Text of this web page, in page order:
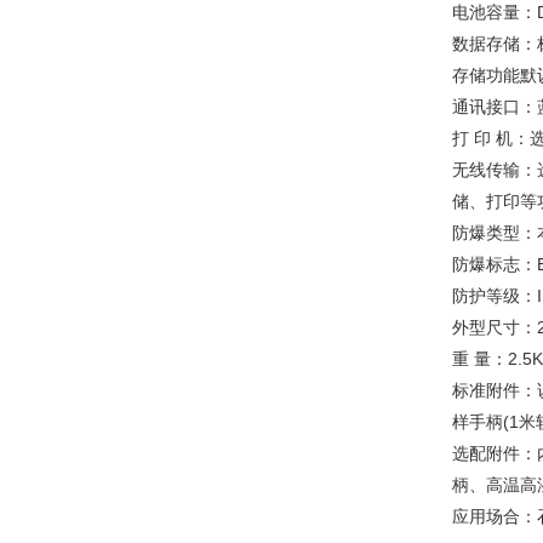
电池容量：
数据存储：
存储功能默
通讯接口：
打 印 机：
无线传输：
储、打印等
防爆类型：
防爆标志：
防护等级：
外型尺寸
重 量：
标准附件：
样手柄(1米
选配附件：
柄、高温高
应用场合：